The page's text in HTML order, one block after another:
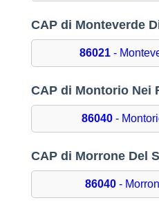
CAP di Monteverde
86021 -
CAP di Montorio Nei
86040-
CAP di Morrone Del
86040 -